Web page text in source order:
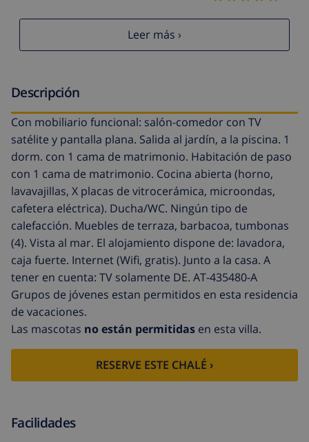
Leer más ›
Descripción
Con mobiliario funcional: salón-comedor con TV
satélite y pantalla plana. Salida al jardín, a la piscina. 1
dorm. con 1 cama de matrimonio. Habitación de paso
con 1 cama de matrimonio. Cocina abierta (horno,
lavavajillas, X placas de vitrocerámica, microondas,
cafetera eléctrica). Ducha/WC. Ningún tipo de
calefacción. Muebles de terraza, barbacoa, tumbonas
(4). Vista al mar. El alojamiento dispone de: lavadora,
caja fuerte. Internet (Wifi, gratis). Junto a la casa. A
tener en cuenta: TV solamente DE. AT-435480-A
Grupos de jóvenes estan permitidos en esta residencia
de vacaciones.
Las mascotas no están permitidas en esta villa.
RESERVE ESTE CHALÉ ›
Facilidades